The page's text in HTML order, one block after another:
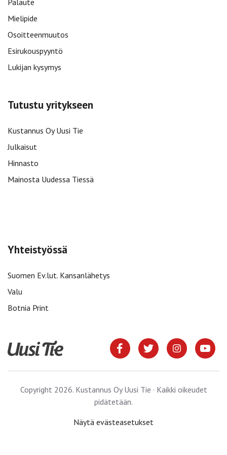
Palaute
Mielipide
Osoitteenmuutos
Esirukouspyyntö
Lukijan kysymys
Tutustu yritykseen
Kustannus Oy Uusi Tie
Julkaisut
Hinnasto
Mainosta Uudessa Tiessä
Yhteistyössä
Suomen Ev.lut. Kansanlähetys
Valu
Botnia Print
Copyright 2026. Kustannus Oy Uusi Tie · Kaikki oikeudet
pidätetään.
Näytä evästeasetukset